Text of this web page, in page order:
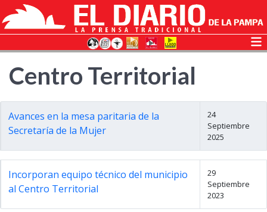
Centro Territorial
Avances en la mesa paritaria de la
Secretaría de la Mujer
24
Septiembre
2025
Incorporan equipo técnico del municipio
al Centro Territorial
29
Septiembre
2023